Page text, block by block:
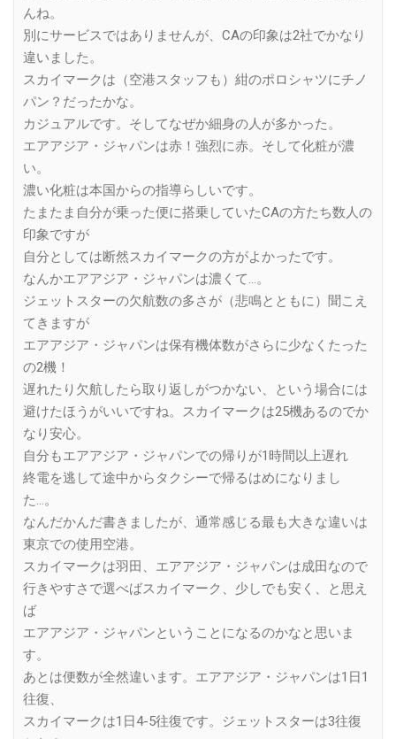
んね。
別にサービスではありませんが、CAの印象は2社でかなり
違いました。
スカイマークは（空港スタッフも）紺のポロシャツにチノ
パン？だったかな。
カジュアルです。そしてなぜか細身の人が多かった。
エアアジア・ジャパンは赤！強烈に赤。そして化粧が濃
い。
濃い化粧は本国からの指導らしいです。
たまたま自分が乗った便に搭乗していたCAの方たち数人の
印象ですが
自分としては断然スカイマークの方がよかったです。
なんかエアアジア・ジャパンは濃くて…。
ジェットスターの欠航数の多さが（悲鳴とともに）聞こえ
てきますが
エアアジア・ジャパンは保有機体数がさらに少なくたった
の2機！
遅れたり欠航したら取り返しがつかない、という場合には
避けたほうがいいですね。スカイマークは25機あるのでか
なり安心。
自分もエアアジア・ジャパンでの帰りが1時間以上遅れ
終電を逃して途中からタクシーで帰るはめになりまし
た…。
なんだかんだ書きましたが、通常感じる最も大きな違いは
東京での使用空港。
スカイマークは羽田、エアアジア・ジャパンは成田なので
行きやすさで選べばスカイマーク、少しでも安く、と思え
ば
エアアジア・ジャパンということになるのかなと思いま
す。
あとは便数が全然違います。エアアジア・ジャパンは1日1
往復、
スカイマークは1日4-5往復です。ジェットスターは3往復